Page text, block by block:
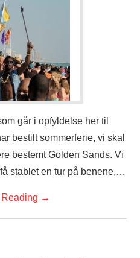
går i opfyldelse her til
bestilt sommerferie, vi skal
bestemt Golden Sands. Vi
stablet en tur på benene,…
→